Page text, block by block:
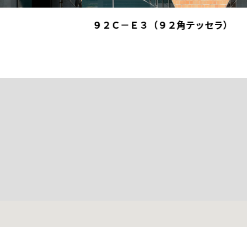
９２Ｃ－Ｅ３（９２角テッセラ）